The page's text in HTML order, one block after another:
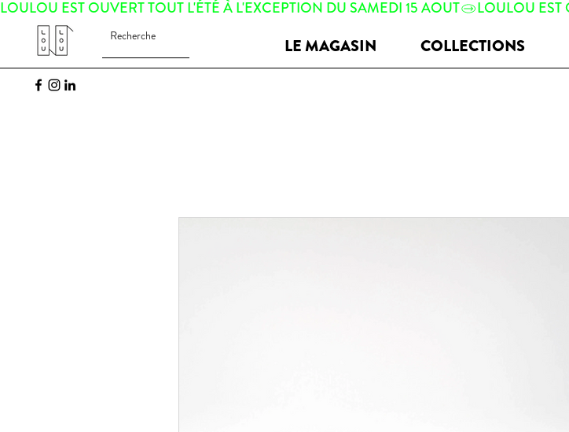
LE MAGASIN COLLECTIONS
LOULOU EST OUVERT TOUT L'ÉTÉ À L'EXCEPTION DU SAMEDI 15 AOUT